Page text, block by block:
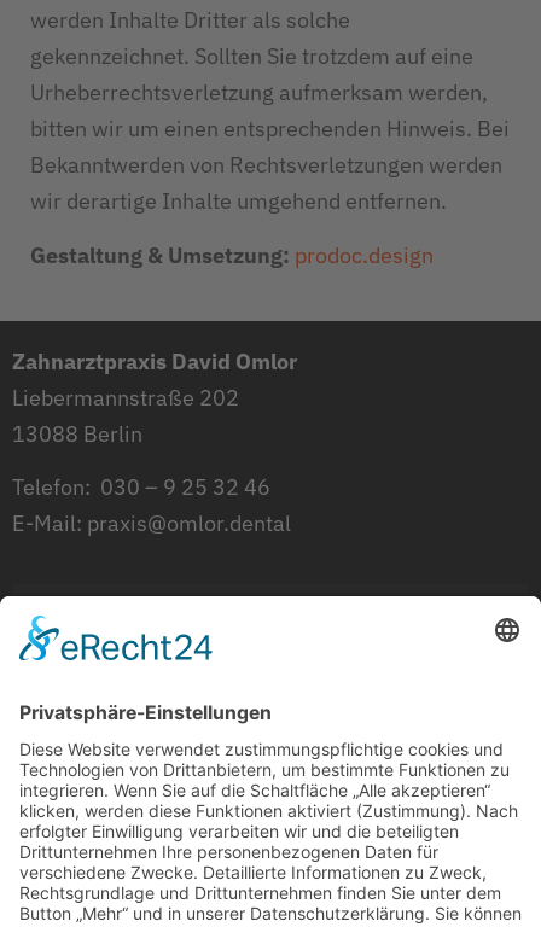
werden Inhalte Dritter als solche
gekennzeichnet. Sollten Sie trotzdem auf eine
Urheberrechtsverletzung aufmerksam werden,
bitten wir um einen entsprechenden Hinweis. Bei
Bekanntwerden von Rechtsverletzungen werden
wir derartige Inhalte umgehend entfernen.
Gestaltung & Umsetzung: prodoc.design
Zahnarztpraxis David Omlor
Liebermannstraße 202
13088 Berlin
Telefon: 030 – 9 25 32 46
E-Mail: praxis@omlor.dental
Dienstag
08:00 - 12:00 | 14:00 - 18:00
Mittwoch
09:00 - 12:00 | 14:00 - 19:00
Donnerstag
08:00 - 14:00
Freitag
08:00 - 12:00​